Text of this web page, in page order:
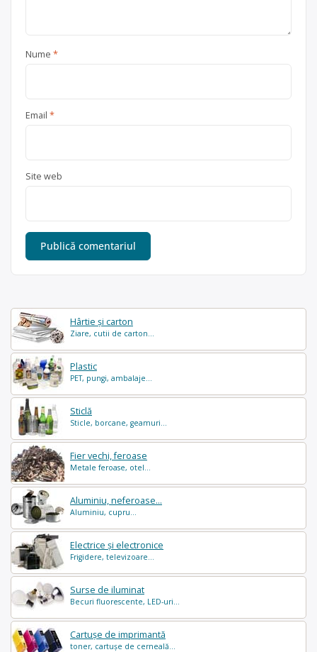
Hârtie și carton
Ziare, cutii de carton...
Plastic
PET, pungi, ambalaje...
Sticlă
Sticle, borcane, geamuri...
Fier vechi, feroase
Metale feroase, otel...
Aluminiu, neferoase...
Aluminiu, cupru...
Electrice și electronice
Frigidere, televizoare...
Surse de iluminat
Becuri fluorescente, LED-uri...
Cartușe de imprimantă
toner, cartușe de cerneală...
Nume *
Email *
Site web